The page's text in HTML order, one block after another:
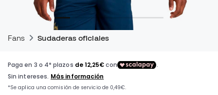
Fans Sudaderas oficiales